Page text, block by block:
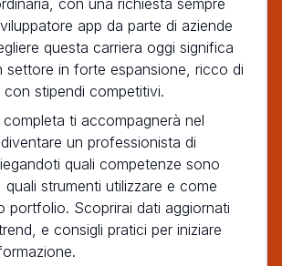
app da parte di aziende
questa carriera oggi significa
settore in forte espansione, ricco di
stipendi competitivi.
ti accompagnerà nel
un professionista di
quali competenze sono
quali strumenti utilizzare e come
portfolio. Scoprirai dati aggiornati
e consigli pratici per iniziare